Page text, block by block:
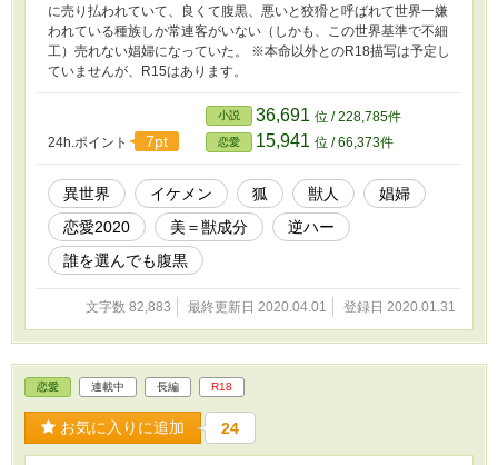
に売り払われていて、良くて腹黒、悪いと狡猾と呼ばれて世界一嫌
われている種族しか常連客がいない（しかも、この世界基準で不細
工）売れない娼婦になっていた。 ※本命以外とのR18描写は予定し
ていませんが、R15はあります。
24h.ポイント 7pt
小説 36,691 位 / 228,785件
恋愛 15,941 位 / 66,373件
異世界 イケメン 狐 獣人
娼婦
恋愛2020
美＝獣成分
逆ハー
誰を選んでも腹黒
文字数 82,883 最終更新日 2020.04.01 登録日 2020.01.31
恋愛 連載中 長編 R18
お気に入りに追加 24